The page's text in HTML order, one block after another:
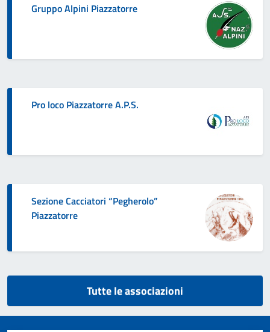
Gruppo Alpini Piazzatorre
Pro loco Piazzatorre A.P.S.
Sezione Cacciatori “Pegherolo”
Piazzatorre
Tutte le associazioni